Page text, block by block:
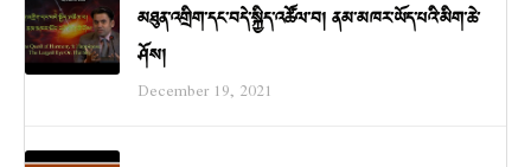
མཐུན་འགྲིག་དང་བདེ་སྐྱིད་འཚོལ་བ། ནམ་མཁར་ཡོད་པའི་མིག་ཆེ་
ཤོས།
December 19, 2021